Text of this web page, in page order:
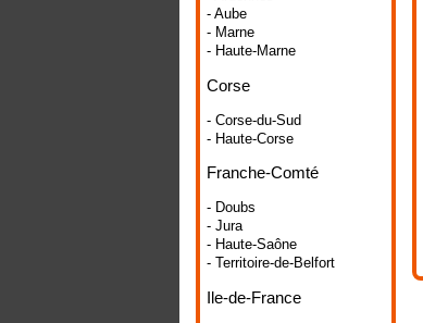
- Aube
- Marne
- Haute-Marne
Corse
- Corse-du-Sud
- Haute-Corse
Franche-Comté
- Doubs
- Jura
- Haute-Saône
- Territoire-de-Belfort
Ile-de-France